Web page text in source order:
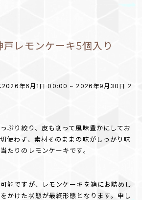
戸レモンケーキ5個入り
2026年6月1日 00:00 ~ 2026年9月30日 2
ぷり絞り、皮も削って風味豊かにしてお
使わず、素材そのままの味がしっかり味
たりのレモンケーキです。
能ですが、レモンケーキを箱にお詰めし
かけた状態が最終形態となります。申し